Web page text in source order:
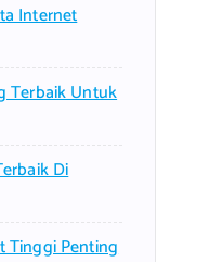
Internet
Terbaik Untuk
Di
Tinggi Penting